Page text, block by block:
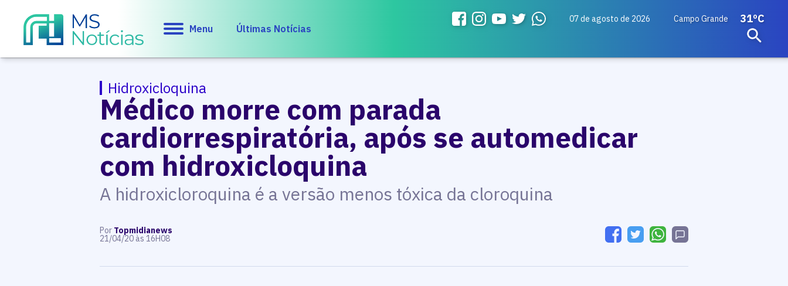
Menu Últimas Notícias
07 de agosto de 2026 Campo Grande 31ºC
Hidroxicloquina
Médico morre com parada
cardiorrespiratória, após se automedicar
com hidroxicloquina
A hidroxicloroquina é a versão menos tóxica da cloroquina
Por Topmidianews
21/04/20 às 16H08